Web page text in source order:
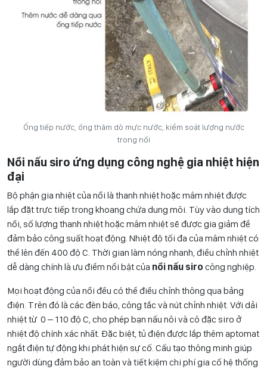
Ống tiếp nước, ống thăm dò mực nước, kiểm soát lượng nước
trong nồi
Nồi nấu siro ứng dụng công nghệ gia nhiệt hiện
đại
Bộ phận gia nhiệt của nồi là thanh nhiệt hoặc mâm nhiệt được
lắp đặt trực tiếp trong khoang chứa dung môi. Tùy vào dung tích
nồi, số lượng thanh nhiệt hoặc mâm nhiệt sẽ được gia giảm để
đảm bảo công suất hoạt động. Nhiệt độ tối đa của mâm nhiệt có
thể lên đến 400 độ C. Thời gian làm nóng nhanh, điều chỉnh nhiệt
dễ dàng chính là ưu điểm nổi bật của nồi nấu siro công nghiệp.
Mọi hoạt động của nồi đều có thể điều chỉnh thông qua bảng
điện. Trên đó là các đèn báo, công tắc và nút chỉnh nhiệt. Với dải
nhiệt từ 0 – 110 độ C, cho phép bạn nấu nôi và cô đặc siro ở
nhiệt độ chính xác nhất. Đặc biệt, tủ điện được lắp thêm aptomat
ngắt điện tự động khi phát hiện sự cố. Cấu tạo thông minh giúp
người dùng đảm bảo an toàn và tiết kiệm chi phí gia cố hệ thống